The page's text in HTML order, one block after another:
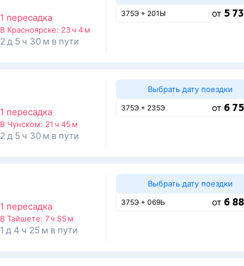
1 пересадка
В Красноярске: 23 ч 4 м
2 д 5 ч 30 м в пути
375Э + 201Ы от 5
1 пересадка
В Чунском: 21 ч 45 м
2 д 5 ч 30 м в пути
Выбрать дату поездки
375Э + 235Э от 6
1 пересадка
В Тайшете: 7 ч 55 м
1 д 4 ч 25 м в пути
Выбрать дату поездки
375Э + 069Ь от 6